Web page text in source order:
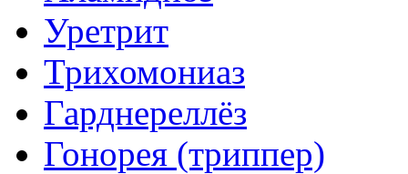
Уретрит
Трихомониаз
Гарднереллёз
Гонорея (триппер)